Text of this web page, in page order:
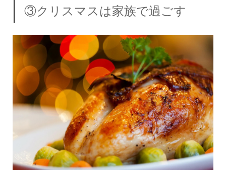
③クリスマスは家族で過ごす